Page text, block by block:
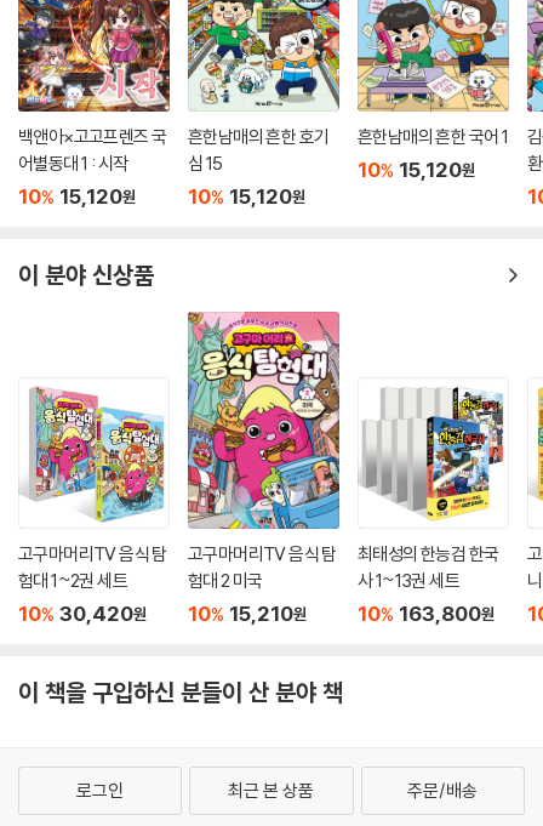
백앤아×고고프렌즈 국
어별동대 1 : 시작
10% 15,120원
흔한남매의 흔한 호기
심 15
10% 15,120원
흔한남매의 흔한 국어 1
10% 15,120원
이 분야 신상품
고구마머리TV 음식 탐
험대 1~2권 세트
10% 30,420원
고구마머리TV 음식 탐
험대 2 미국
10% 15,210원
최태성의 한능검 한국
사 1~13권 세트
10% 163,800원
트
이 책을 구입하신 분들이 산 분야 책
로그인 최근 본 상품 주문/배송